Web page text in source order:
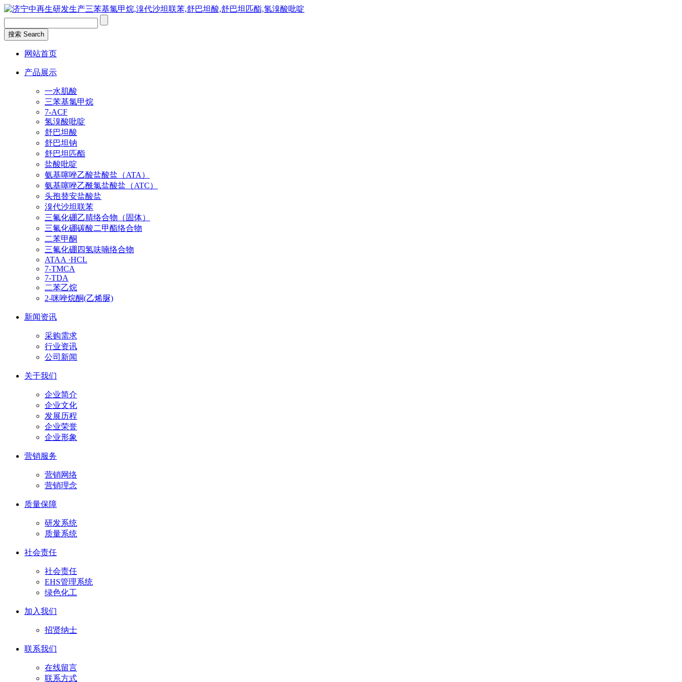
网站首页
产品展示
一水肌酸
三苯基氯甲烷
7-ACF
氢溴酸吡啶
舒巴坦酸
舒巴坦钠
舒巴坦匹酯
盐酸吡啶
氨基噻唑乙酸盐酸盐（ATA）
氨基噻唑乙酰氯盐酸盐（ATC）
头孢替安盐酸盐
溴代沙坦联苯
三氟化硼乙腈络合物（固体）
三氟化硼碳酸二甲酯络合物
二苯甲酮
三氟化硼四氢呋喃络合物
ATAA ·HCL
7-TMCA
7-TDA
二苯乙烷
2-咪唑烷酮(乙烯脲)
新闻资讯
采购需求
行业资讯
公司新闻
关于我们
企业简介
企业文化
发展历程
企业荣誉
企业形象
营销服务
营销网络
营销理念
质量保障
研发系统
质量系统
社会责任
社会责任
EHS管理系统
绿色化工
加入我们
招贤纳士
联系我们
在线留言
联系方式